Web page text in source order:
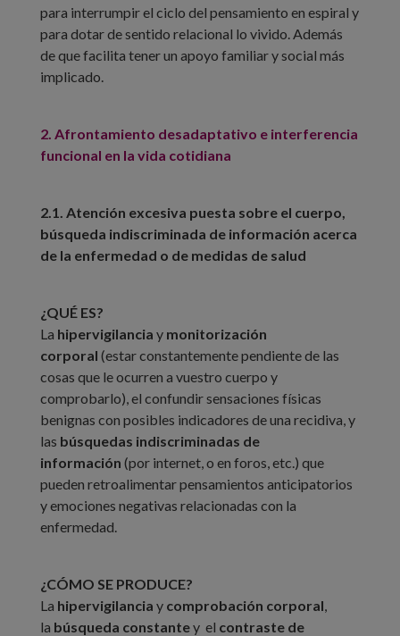
para interrumpir el ciclo del pensamiento en espiral y
para dotar de sentido relacional lo vivido. Además
de que facilita tener un apoyo familiar y social más
implicado.
2. Afrontamiento desadaptativo e interferencia
funcional en la vida cotidiana
2.1. Atención excesiva puesta sobre el cuerpo,
búsqueda indiscriminada de información acerca
de la enfermedad o de medidas de salud
¿QUÉ ES?
La hipervigilancia y monitorización
corporal (estar constantemente pendiente de las
cosas que le ocurren a vuestro cuerpo y
comprobarlo), el confundir sensaciones físicas
benignas con posibles indicadores de una recidiva, y
las búsquedas indiscriminadas de
información (por internet, o en foros, etc.) que
pueden retroalimentar pensamientos anticipatorios
y emociones negativas relacionadas con la
enfermedad.
¿CÓMO SE PRODUCE?
La hipervigilancia y comprobación corporal,
la búsqueda constantey el contraste de